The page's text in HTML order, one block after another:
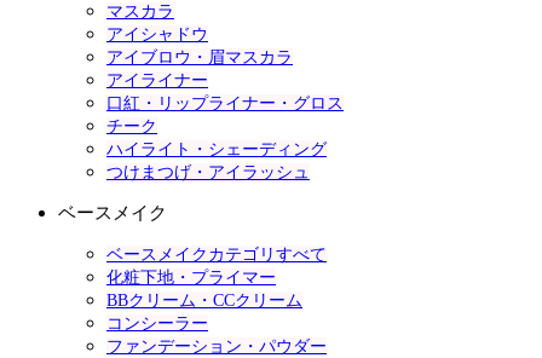
マスカラ
アイシャドウ
アイブロウ・眉マスカラ
アイライナー
口紅・リップライナー・グロス
チーク
ハイライト・シェーディング
つけまつげ・アイラッシュ
ベースメイク
ベースメイクカテゴリすべて
化粧下地・プライマー
BBクリーム・CCクリーム
コンシーラー
ファンデーション・パウダー